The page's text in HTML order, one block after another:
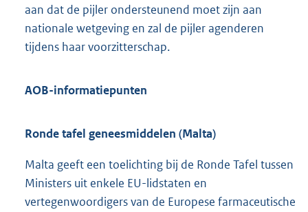
aan dat de pijler ondersteunend moet zijn aan
nationale wetgeving en zal de pijler agenderen
tijdens haar voorzitterschap.
AOB-informatiepunten
Ronde tafel geneesmiddelen (Malta)
Malta geeft een toelichting bij de Ronde Tafel tussen
Ministers uit enkele EU-lidstaten en
vertegenwoordigers van de Europese farmaceutische